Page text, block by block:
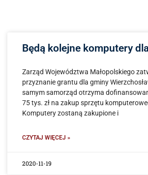
Będą kolejne komputery
Zarząd Województwa Małopolskiego
przyznanie grantu dla gminy
samym samorząd otrzyma
75 tys. zł na zakup sprzętu
Komputery zostaną zakupione i
CZYTAJ WIĘCEJ »
2020-11-19